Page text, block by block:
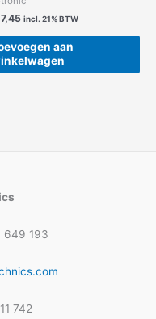
incl. 21% BTW
aan
649 193
742